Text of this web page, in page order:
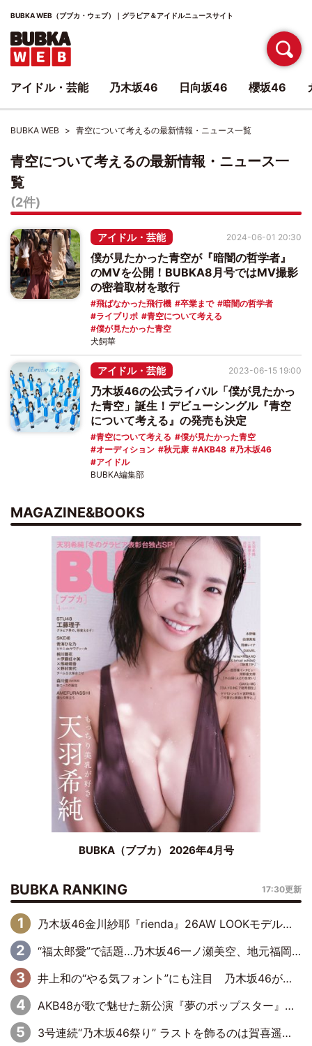
BUBKA WEB（ブブカ・ウェブ）｜グラビア＆アイドルニュースサイト
BUBKA WEB 青空について考えるの最新情報・ニュース一覧
青空について考えるの最新情報・ニュース一
覧
(2件)
アイドル・芸能
僕が見たかった青空が『暗闇の哲学者』
のMVを公開！BUBKA8月号ではMV撮影
の密着取材を敢行
飛ばなかった飛行機 卒業まで
暗闇の哲学者
ライブリポ
青空について考える
僕が見たかった青空
2024-06-01 20:30
犬飼華
アイドル・芸能
乃木坂46の公式ライバル「僕が見たかっ
た青空」誕生！デビューシングル『青空
について考える』の発売も決定
青空について考える
僕が見たかった青空
オーディション
秋元康 AKB48
乃木坂46
アイドル
2023-06-15 19:00
BUBKA編集部
MAGAZINE&BOOKS
BUBKA（ブブカ） 2026年4月号
BUBKA RANKING 17:30更新
乃木坂46金川紗耶『rienda』26AW LOOKモデルに就任
“福太郎愛”で話題…乃木坂46一ノ瀬美空、地元福岡『めんべい25周年トップサポーター』に就任
井上和の“やる気フォント”にも注目 乃木坂46が挑んだ書道パフォーマンスの舞台裏
AKB48が歌で魅せた新公演『夢のポップスター』 初日から全身全霊のステージ
3号連続“乃木坂46祭り” ラストを飾るのは賀喜遥香…5年ぶりの登場に「5年分大人になった私を見ていただけたら」
アイドル・芸能 乃木坂46 日向坂46 櫻坂46